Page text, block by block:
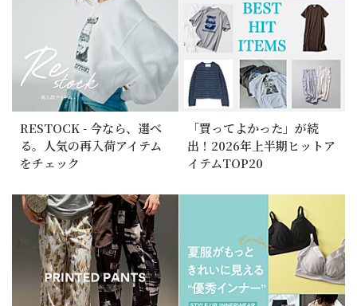
RESTOCK - 今なら、選べ
る。人気の再入荷アイテム
をチェック
「買ってよかった」が続
出！2026年上半期ヒットア
イテムTOP20